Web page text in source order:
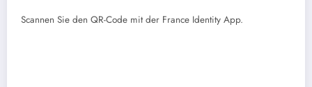
Scannen Sie den QR-Code mit der France Identity App.